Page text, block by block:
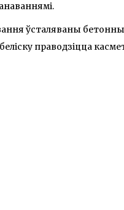
ўсталяваны бетонны
праводзіцца